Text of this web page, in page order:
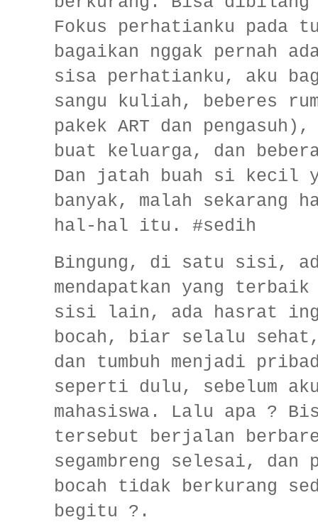
Fokus perhatianku pada
bagaikan nggak pernah
sisa perhatianku, aku
sangu kuliah, beberes
pakek ART dan
buat keluarga, dan
Dan jatah buah si kecil
banyak, malah sekarang
hal-hal itu. #sedih
Bingung, di satu sisi,
mendapatkan yang
sisi lain, ada hasrat
bocah, biar selalu
dan tumbuh menjadi
seperti dulu, sebelum
mahasiswa. Lalu apa ?
tersebut berjalan
segambreng selesai, dan
bocah tidak berkurang
begitu ?.